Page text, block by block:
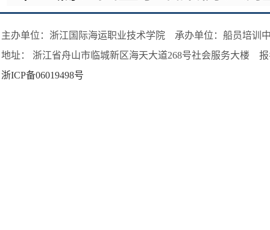
主办单位：浙江国际海运职业技术学院 承办单位：船员培训
地址： 浙江省舟山市临城新区海天大道268号社会服务大楼 报
浙ICP备06019498号